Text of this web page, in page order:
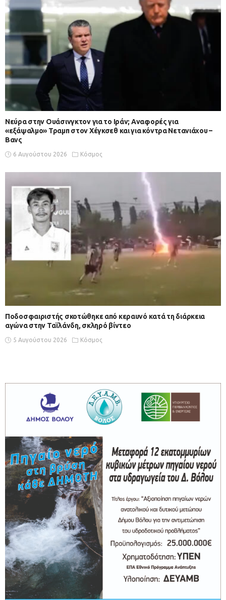
Νεύρα στην Ουάσινγκτον για το Ιράν; Αναφορές για
«εξάψαλμο» Τραμπ στον Χέγκσεθ και για κόντρα Νετανιάχου –
Βανς
6 Αυγούστου 2026 Κόσμος
Ποδοσφαιριστής σκοτώθηκε από κεραυνό κατά τη διάρκεια
αγώνα στην Ταϊλάνδη, σκληρό βίντεο
5 Αυγούστου 2026 Κόσμος